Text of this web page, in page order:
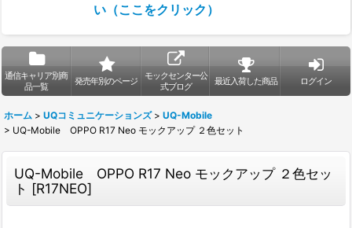
い（ここをクリック）
通信キャリア別商
品一覧
発売年別のページ
モックセンター公
式ブログ
最近入荷した商品 ログイン
ホーム > UQコミュニケーションズ > UQ-Mobile
> UQ-Mobile OPPO R17 Neo モックアップ ２色セット
UQ-Mobile OPPO R17 Neo モックアップ ２色セッ
ト [R17NEO]